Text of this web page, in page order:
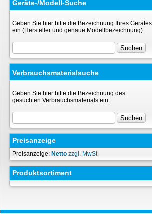
Geräte-/Modell-Suche
Geben Sie hier bitte die Bezeichnung Ihres Gerätes
ein (Hersteller und genaue Modellbezeichnung):
Verbrauchsmaterialsuche
Geben Sie hier bitte die Bezeichnung des
gesuchten Verbrauchsmaterials ein:
Preisanzeige
Preisanzeige: Netto zzgl. MwSt
Produktsortiment